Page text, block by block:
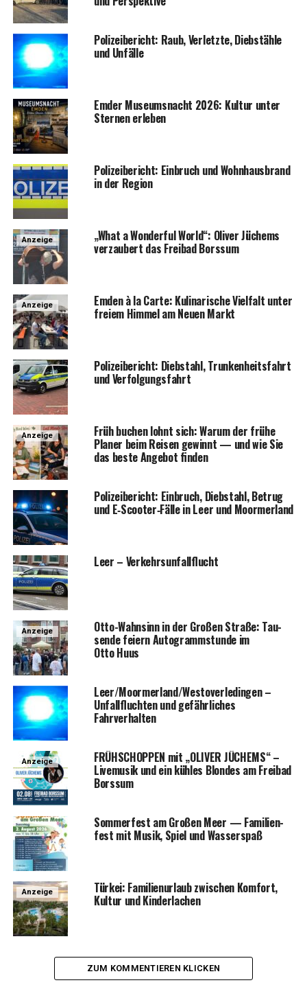
Poli­zei­be­richt: Raub, Ver­letz­te, Dieb­stäh­le
und Unfälle
Emder Muse­ums­nacht 2026: Kul­tur unter
Ster­nen erleben
Poli­zei­be­richt: Ein­bruch und Wohn­haus­brand
in der Region
Anzeige „What a Won­derful World“: Oli­ver Jüchems
ver­zau­bert das Frei­bad Borssum
Anzeige Emden à la Car­te: Kuli­na­ri­sche Viel­falt unter
frei­em Him­mel am Neu­en Markt
Poli­zei­be­richt: Dieb­stahl, Trun­ken­heits­fahrt
und Verfolgungsfahrt
Anzeige Früh buchen lohnt sich: War­um der frü­he
Pla­ner beim Rei­sen gewinnt — und wie Sie
das bes­te Ange­bot finden
Poli­zei­be­richt: Ein­bruch, Dieb­stahl, Betrug
und E‑Scooter‑Fälle in Leer und Moormerland
Leer – Verkehrsunfallflucht
Anzeige Otto-Wahn­sinn in der Gro­ßen Stra­ße: Tau­
sen­de fei­ern Auto­gramm­stun­de im
Otto Huus
Leer/Moormerland/Westoverledingen –
Unfall­fluch­ten und gefähr­li­ches
Fahrverhalten
Anzeige FRÜHSCHOPPEN mit „OLIVER JÜCHEMS“ –
Live­mu­sik und ein küh­les Blon­des am Frei­bad
Borssum
Som­mer­fest am Gro­ßen Meer — Fami­li­en­
fest mit Musik, Spiel und Wasserspaß
Anzeige Tür­kei: Fami­li­en­ur­laub zwi­schen Kom­fort,
Kul­tur und Kinderlachen
ZUM KOMMENTIEREN KLICKEN